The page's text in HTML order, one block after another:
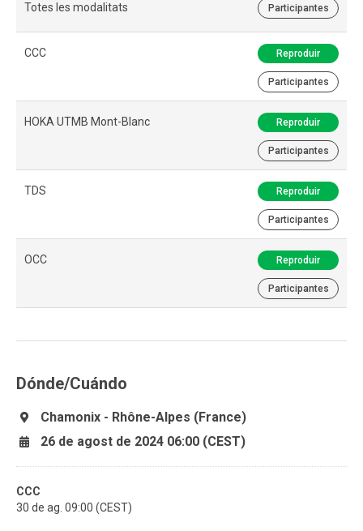
Totes les modalitats Participantes
CCC Reproduir
Participantes
HOKA UTMB Mont-Blanc Reproduir
Participantes
TDS Reproduir
Participantes
OCC Reproduir
Participantes
Dónde/Cuándo
Chamonix - Rhône-Alpes (France)
26 de agost de 2024 06:00 (CEST)
CCC
30 de ag. 09:00 (CEST)